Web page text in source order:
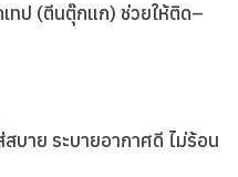
ทป (ตีนตุ๊กแก) ช่วยให้ติด–
สบาย ระบายอากาศดี ไม่ร้อน